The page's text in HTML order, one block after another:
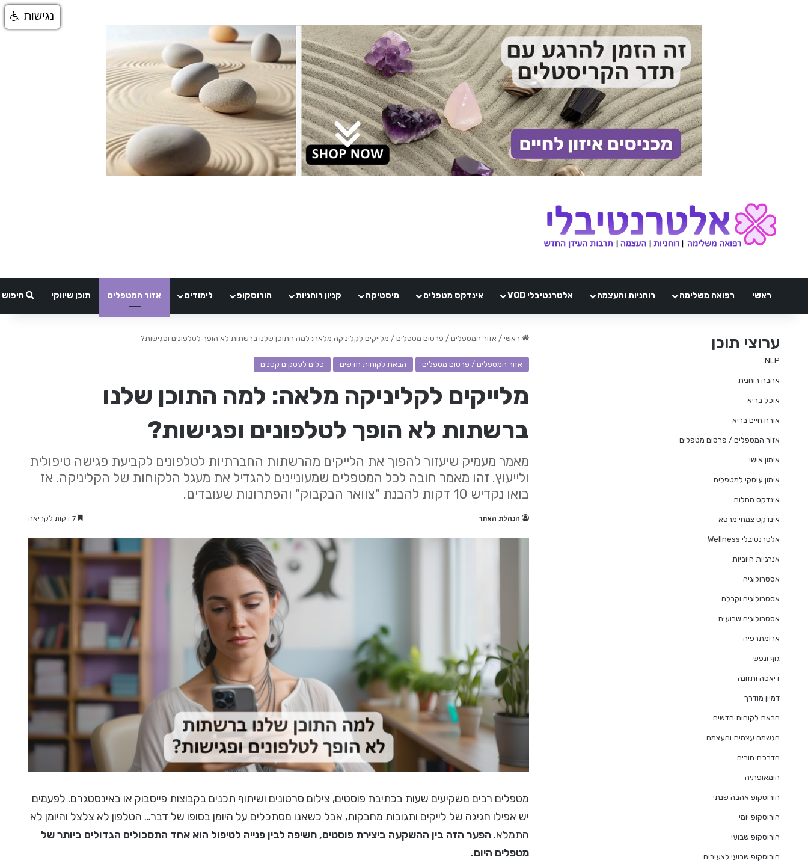
ראשי רפואה משלימה רוחניות והעצמה אלטרנטיבלי VOD אינדקס מטפלים מיסטיקה קניון רוחניות הורוסקופ לימודים אזור המטפלים תוכן שיווקי חיפוש
ראשי / אזור המטפלים / פרסום מטפלים / מלייקים לקליניקה מלאה: למה התוכן שלנו ברשתות לא הופך לטלפונים ופגישות?
אזור המטפלים / פרסום מטפלים הבאת לקוחות חדשים כלים לעסקים קטנים
מלייקים לקליניקה מלאה: למה התוכן שלנו
ברשתות לא הופך לטלפונים ופגישות?
מאמר מעמיק שיעזור להפוך את הלייקים מהרשתות החברתיות לטלפונים לקביעת פגישה טיפולית
ולייעוץ. זהו מאמר חובה לכל המטפלים שמעוניינים להגדיל את מעגל הלקוחות של הקליניקה. אז
בואו נקדיש 10 דקות להבנת "צוואר הבקבוק" והפתרונות שעובדים.
הנהלת האתר
מטפלים רבים משקיעים שעות בכתיבת פוסטים, צילום סרטונים ושיתוף תכנים בקבוצות פייסבוק או באינסטגרם. לפעמים
יש אפילו חגיגה של לייקים ותגובות מחבקות, אבל כשאנו מסתכלים על היומן בסופו של דבר… הטלפון לא צלצל והיומן לא
התמלא. הפער הזה בין ההשקעה ביצירת פוסטים, חשיפה לבין פנייה לטיפול הוא אחד התסכולים הגדולים ביותר של
מטפלים היום.
ערוצי תוכן
NLP
אהבה רוחנית
אוכל בריא
אורח חיים בריא
אזור המטפלים / פרסום מטפלים
אימון אישי
אימון עיסקי למטפלים
אינדקס מחלות
אינדקס צמחי מרפא
אלטרנטיבלי Wellness
אנרגיות חיוביות
אסטרולוגיה
אסטרולוגיה וקבלה
אסטרולוגיה שבועית
ארומתרפיה
גוף ונפש
דיאטה ותזונה
דמיון מודרך
הבאת לקוחות חדשים
הגשמה עצמית והעצמה
הדרכת הורים
הומאופתיה
הורוסקופ אהבה שנתי
הורוסקופ יומי
הורוסקופ שבועי
הורוסקופ שבועי לצעירים
נגישות